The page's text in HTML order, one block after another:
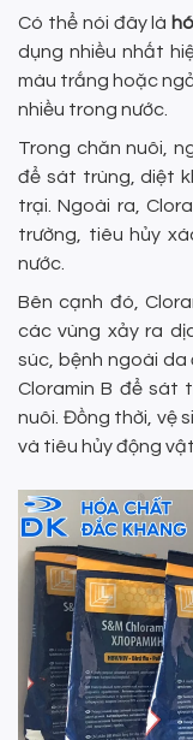
Có thể nói đây là
dụng nhiều nhất
màu trắng hoặc
nhiều trong nước.
Trong chăn nuôi,
để sát trùng, diệt
trại. Ngoài ra,
trường, tiêu hủy
nước.
Bên cạnh đó,
các vùng xảy ra
súc, bệnh ngoài da
Cloramin B để sát
nuôi. Đồng thời, vệ
và tiêu hủy động